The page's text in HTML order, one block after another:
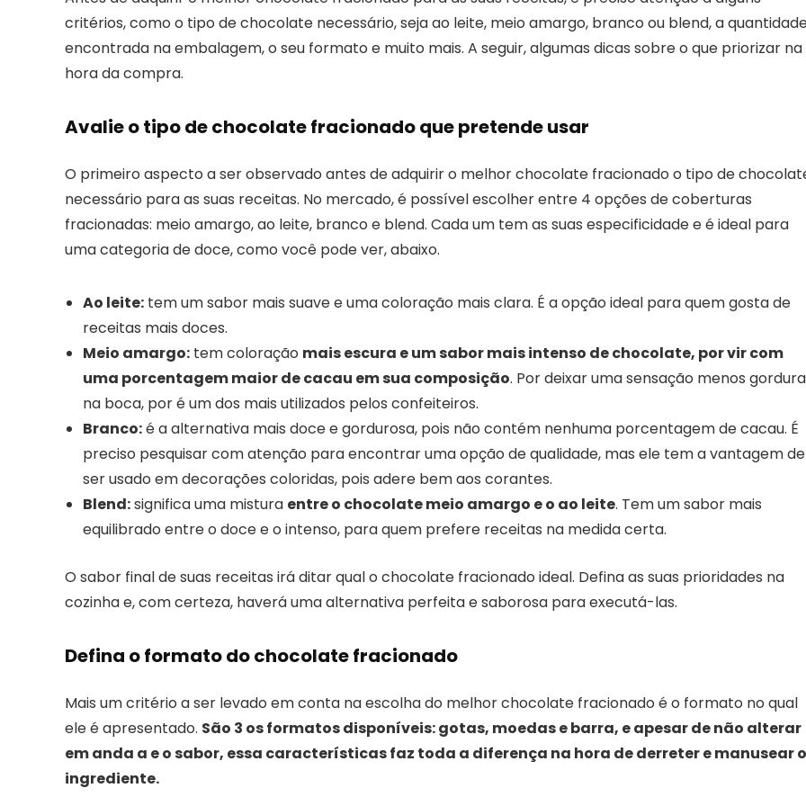
critérios, como o tipo de chocolate necessário, seja ao leite, meio amargo, branco ou blend, a
encontrada na embalagem, o seu formato e muito mais. A seguir, algumas dicas sobre o que priorizar na
hora da compra.
Avalie o tipo de chocolate fracionado que pretende usar
O primeiro aspecto a ser observado antes de adquirir o melhor chocolate fracionado o tipo de
necessário para as suas receitas. No mercado, é possível escolher entre 4 opções de coberturas
fracionadas: meio amargo, ao leite, branco e blend. Cada um tem as suas especificidade e é ideal para
uma categoria de doce, como você pode ver, abaixo.
Ao leite: tem um sabor mais suave e uma coloração mais clara. É a opção ideal para quem gosta de
receitas mais doces.
Meio amargo: tem coloração mais escura e um sabor mais intenso de chocolate, por vir com
uma porcentagem maior de cacau em sua composição. Por deixar uma sensação menos gordura
na boca, por é um dos mais utilizados pelos confeiteiros.
Branco:é a alternativa mais doce e gordurosa, pois não contém nenhuma porcentagem de cacau. É
preciso pesquisar com atenção para encontrar uma opção de qualidade, mas ele tem a vantagem de
ser usado em decorações coloridas, pois adere bem aos corantes.
Blend:significa uma mistura entre o chocolate meio amargo e o ao leite. Tem um sabor mais
equilibrado entre o doce e o intenso, para quem prefere receitas na medida certa.
O sabor final de suas receitas irá ditar qual o chocolate fracionado ideal. Defina as suas prioridades na
cozinha e, com certeza, haverá uma alternativa perfeita e saborosa para executá-las.
Defina o formato do chocolate fracionado
Mais um critério a ser levado em conta na escolha do melhor chocolate fracionado é o formato no qual
ele é apresentado. São 3 os formatos disponíveis: gotas, moedas e barra, e apesar de não alterar
em anda a e o sabor, essa características faz toda a diferença na hora de derreter e manusear o
ingrediente.